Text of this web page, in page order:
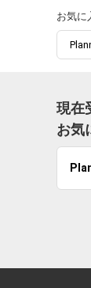
お気に
現在
お気